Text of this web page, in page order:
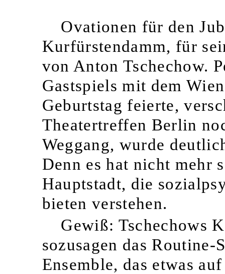
Ovationen für den
Kurfürstendamm, für
von Anton Tschechow.
Gastspiels mit dem
Geburtstag feierte,
Theatertreffen Berlin
Weggang, wurde
Denn es hat nicht mehr
Hauptstadt, die
bieten verstehen.
Gewiß: Tschechows
sozusagen das Routine-
Ensemble, das etwas